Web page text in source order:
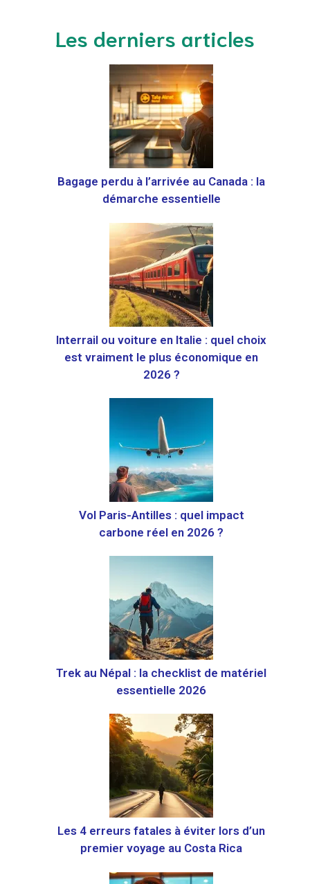
Les derniers articles
Bagage perdu à l’arrivée au Canada : la
démarche essentielle
Interrail ou voiture en Italie : quel choix
est vraiment le plus économique en
2026 ?
Vol Paris-Antilles : quel impact
carbone réel en 2026 ?
Trek au Népal : la checklist de matériel
essentielle 2026
Les 4 erreurs fatales à éviter lors d’un
premier voyage au Costa Rica